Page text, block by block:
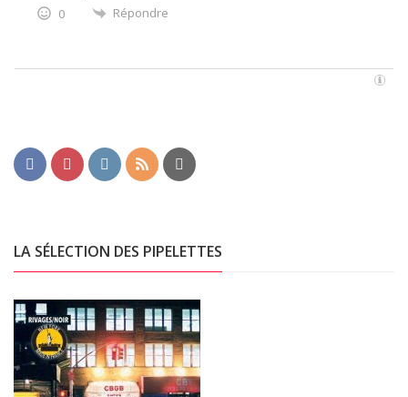
0 Répondre
LA SÉLECTION DES PIPELETTES